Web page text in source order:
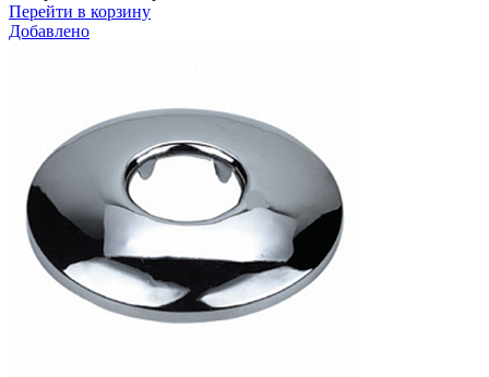
Перейти в корзину
Добавлено